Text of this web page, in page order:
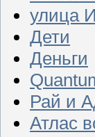
улица
Дети
Деньги
Рай и
Атлас